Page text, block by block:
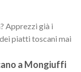
Apprezzi già i
piatti toscani mai
a Mongiuffi